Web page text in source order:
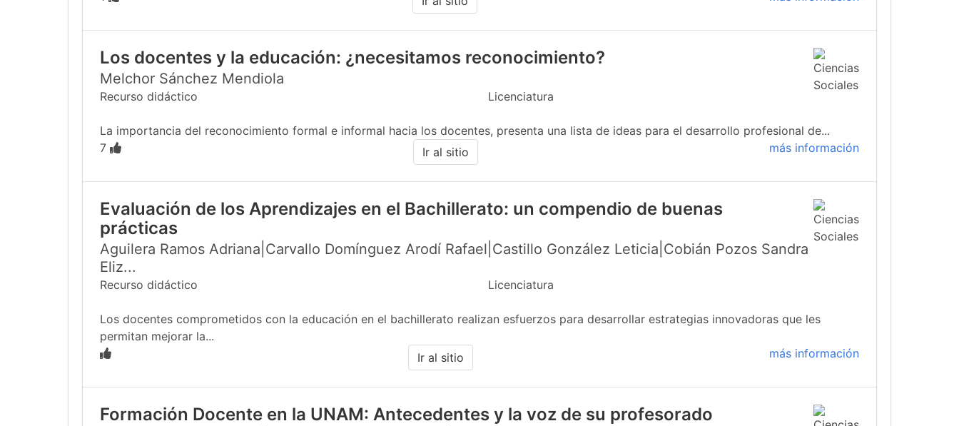
Los docentes y la educación: ¿necesitamos reconocimiento?
Melchor Sánchez Mendiola
Recurso didáctico Licenciatura
La importancia del reconocimiento formal e informal hacia los docentes, presenta una lista de ideas para el desarrollo profesional de...
7
más información
Ir al sitio
Evaluación de los Aprendizajes en el Bachillerato: un compendio de buenas
prácticas
Aguilera Ramos Adriana|Carvallo Domínguez Arodí Rafael|Castillo González Leticia|Cobián Pozos Sandra
Eliz...
Recurso didáctico Licenciatura
Los docentes comprometidos con la educación en el bachillerato realizan esfuerzos para desarrollar estrategias innovadoras que les
permitan mejorar la...
más información
Ir al sitio
Formación Docente en la UNAM: Antecedentes y la voz de su profesorado